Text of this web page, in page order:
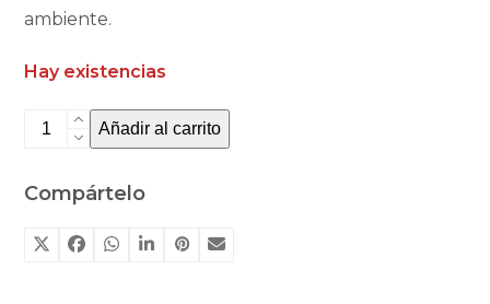
ambiente.
Hay existencias
Caja
almuerzo
tapa
Añadir al carrito
Compártelo